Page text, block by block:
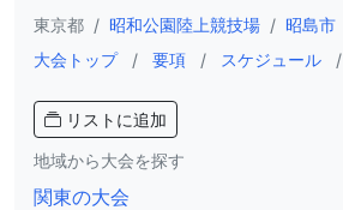
東京都 / 昭和公園陸上競技場 / 昭島市
大会トップ
/ 要項 / スケジュール /
リストに追加
地域から大会を探す
関東の大会